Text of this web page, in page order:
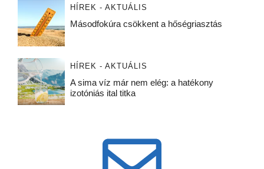
HÍREK - AKTUÁLIS
Másodfokúra csökkent a hőségriasztás
HÍREK - AKTUÁLIS
A sima víz már nem elég: a hatékony
izotóniás ital titka